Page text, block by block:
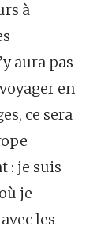
à
aura pas
en
ce sera
: je suis
je
les